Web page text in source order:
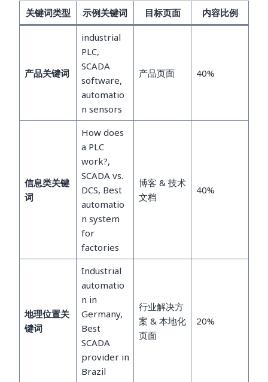
关键词类型 示例关键词 目标页面 内容比例
产品关键词
industrial
PLC,
SCADA
software,
automatio
n sensors
产品页面 40%
信息类关键
词
How does
a PLC
work?,
SCADA vs.
DCS, Best
automatio
n system
for
factories
博客 & 技术
文档
40%
地理位置关
键词
Industrial
automatio
n in
Germany,
Best
SCADA
provider in
Brazil
行业解决方
案 & 本地化
页面
20%